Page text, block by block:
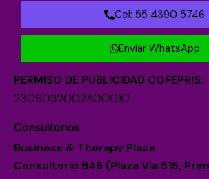
Cel: 55 4390 5746
Enviar WhatsApp
PERMISO DE PUBLICIDAD COFEPRIS:
2309032002A00010
Consultorios
Business & Therapy Place
Consultorio B46 (Plaza Vía 515,